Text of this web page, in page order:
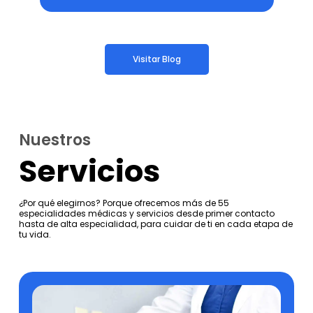
Visitar Blog
Nuestros
Servicios
¿Por qué elegirnos? Porque ofrecemos más de 55
especialidades médicas y servicios desde primer contacto
hasta de alta especialidad, para cuidar de ti en cada etapa de
tu vida.